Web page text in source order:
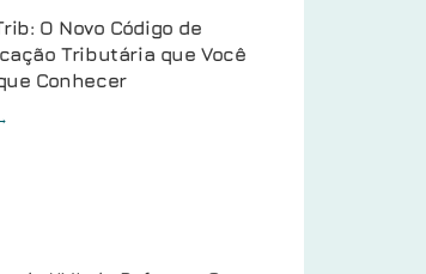
O Novo Código de
Tributária que Você
Conhecer